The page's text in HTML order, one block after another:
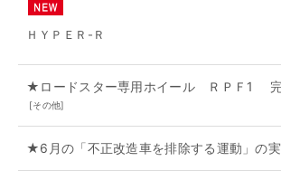
ＨＹＰＥＲ-Ｒ
★ロードスター専用ホイール ＲＰ
[その他]
★6月の「不正改造車を排除する運動」の